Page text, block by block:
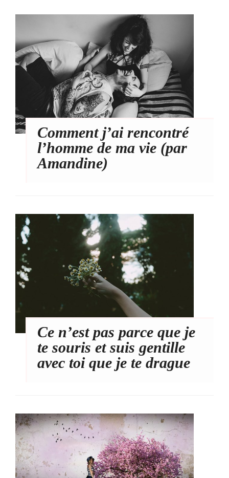
Comment j’ai rencontré
l’homme de ma vie (par
Amandine)
Ce n’est pas parce que je
te souris et suis gentille
avec toi que je te drague